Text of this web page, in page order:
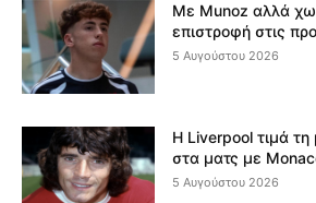
Με Munoz αλλά
επιστροφή στις
5 Αυγούστου 2026
Η Liverpool τιμά
στα ματς με
5 Αυγούστου 2026